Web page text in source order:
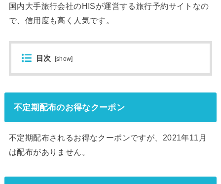
国内大手旅行会社のHISが運営する旅行予約サイトなの
で、信用度も高く人気です。
目次 [show]
不定期配布のお得なクーポン
不定期配布されるお得なクーポンですが、2021年11月
は配布がありません。